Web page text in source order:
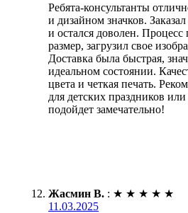
Ребята-консультанты
и дизайном значков.
и остался доволен.
размер, загрузил свое
Доставка была быстрая,
идеальном состоянии.
цвета и четкая печать.
для детских праздников
подойдет замечательно!
Жасмин В. : ★ ★ ★ ★ ★
11.03.2025